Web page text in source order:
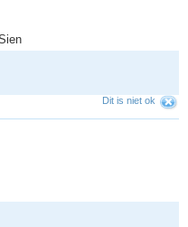
Dit is niet ok